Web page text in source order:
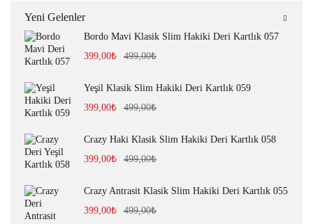
Yeni Gelenler
Bordo Mavi Klasik Slim Hakiki Deri Kartlık 057
499,00₺
399,00₺
Yeşil Klasik Slim Hakiki Deri Kartlık 059
499,00₺
399,00₺
Crazy Haki Klasik Slim Hakiki Deri Kartlık 058
499,00₺
399,00₺
Crazy Antrasit Klasik Slim Hakiki Deri Kartlık 055
499,00₺
399,00₺